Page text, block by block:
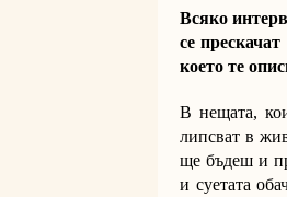
Всяко
се
което те
В нещата,
липсват в
ще бъдеш и
и суетата